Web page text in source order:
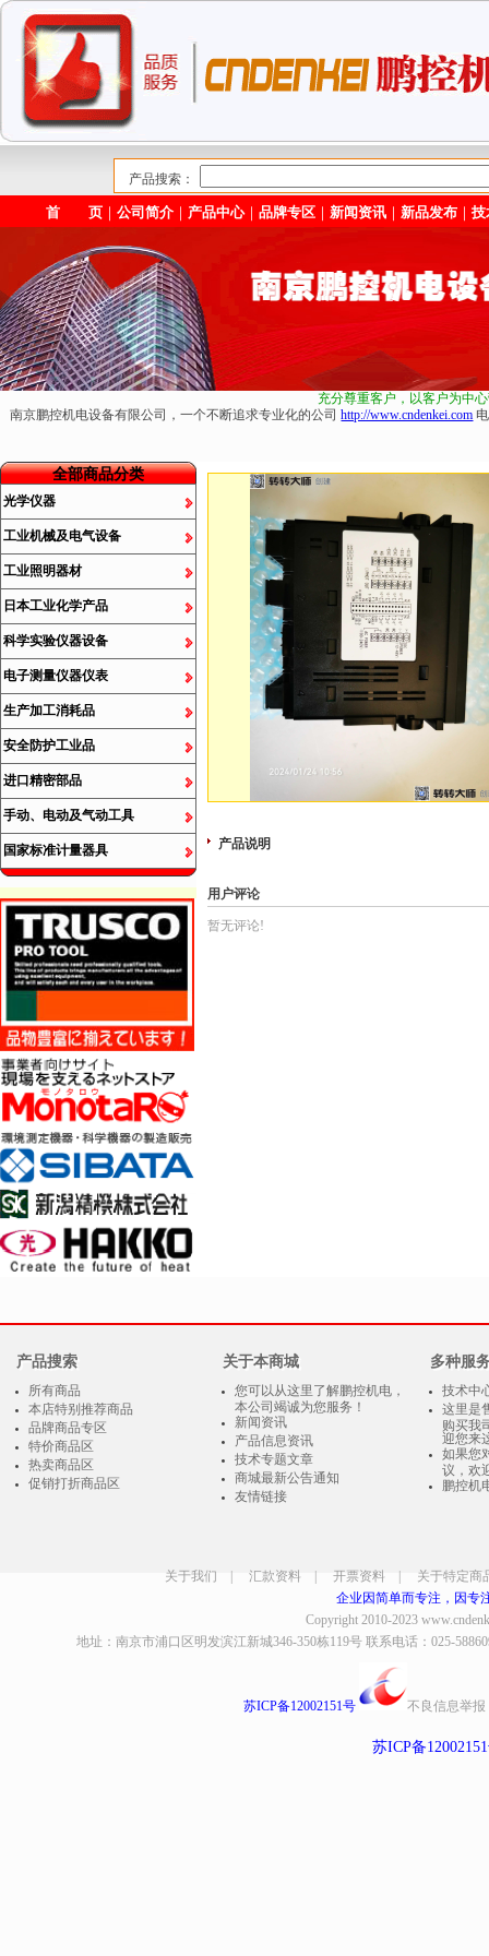
产品搜索：
首 页 ｜公司简介 ｜ 产品中心｜品牌专区 ｜新闻资讯 ｜新品发布 ｜技
充分尊重客户，以客户为中
南京鹏控机电设备有限公司，一个不断追求专业化的公司http://www.cndenkei.com
全部商品分类
光学仪器
工业机械及电气设备
工业照明器材
日本工业化学产品
科学实验仪器设备
电子测量仪器仪表
生产加工消耗品
安全防护工业品
进口精密部品
手动、电动及气动工具
国家标准计量器具 产品说明
用户评论
暂无评论!
产品搜索
所有商品
本店特别推荐商品
品牌商品专区
特价商品区
热卖商品区
促销打折商品区
关于本商城
您可以从这里了解鹏控机电，
本公司竭诚为您服务！
新闻资讯
产品信息资讯
技术专题文章
商城最新公告通知
友情链接
多种服
技术中
这里是
购买我
迎您来
如果您
议，欢
鹏控机
关于我们 汇款资料 开票资料
关于特定商
企业因简单而专注，因专
Copyright 2010-2023
地址：南京市浦口区明发滨江新城346-350栋119号 联系电话：025-
苏ICP备12002151号 不良信息举报
苏ICP备